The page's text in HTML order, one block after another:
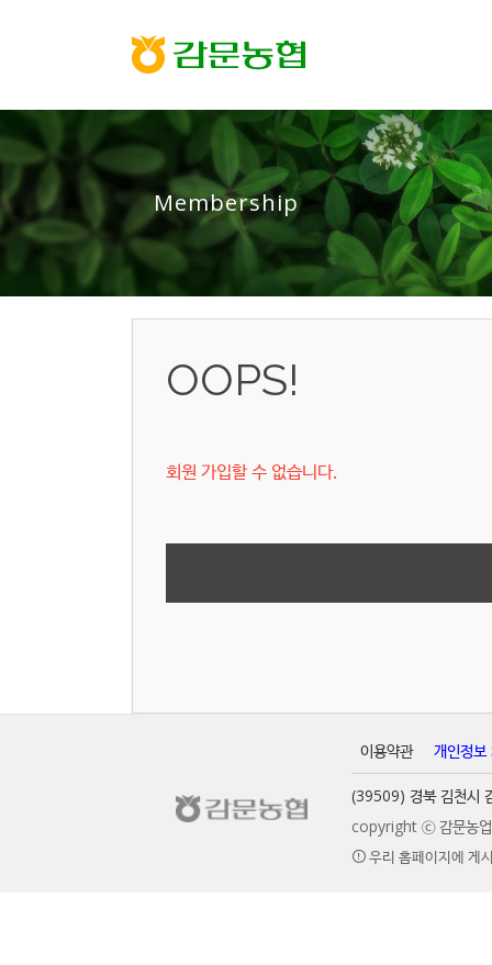
Membership
OOPS!
회원 가입할 수 없습니다.
이용약관 개인정보
(39509) 경북 김천시
copyright ⓒ 감문농업
우리 홈페이지에 게